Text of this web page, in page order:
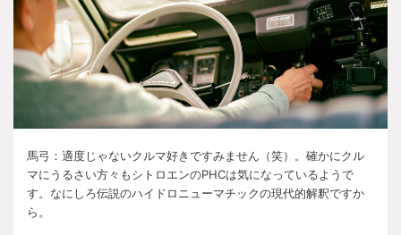
馬弓：適度じゃないクルマ好きですみません（笑）。確かにクル
マにうるさい方々もシトロエンのPHCは気になっているようで
す。なにしろ伝説のハイドロニューマチックの現代的解釈ですか
ら。